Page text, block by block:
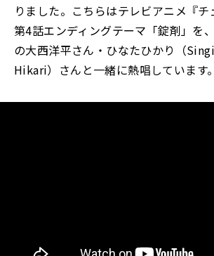
りました。こちらはテレビアニメ『チ
第4話エンディングテーマ「錠剤」を
の大西洋平さん・ひなたひかり（
Hikari）さんと一緒に熱唱しています。